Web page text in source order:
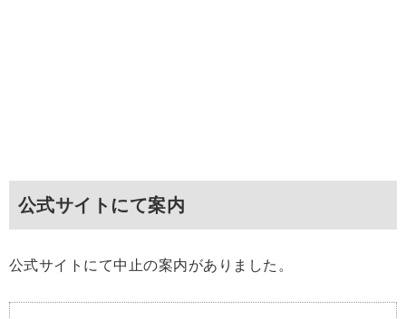
公式サイトにて案内
公式サイトにて中止の案内がありました。